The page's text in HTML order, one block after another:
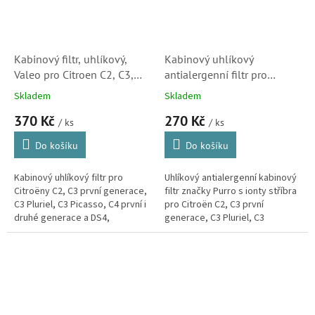
Kabinový filtr, uhlíkový,
Valeo pro Citroen C2, C3,
C4, C3 Picasso a DS4
647941, 6479C2, 698714)
Skladem
370 Kč / ks
Do košíku
Kabinový uhlíkový filtr pro
Citroëny C2, C3 první generace,
C3 Pluriel, C3 Picasso, C4 první i
druhé generace a DS4,
prémiové značky Valeo.
Kabinový uhlíkový
antialergenní filtr pro
Citroen C2, C3, C4, C3
6479C2)
Skladem
270 Kč / ks
Do košíku
Uhlíkový antialergenní kabinový
filtr značky Purro s ionty stříbra
pro Citroën C2, C3 první
generace, C3 Pluriel, C3
Picasso, C4 první i druhé